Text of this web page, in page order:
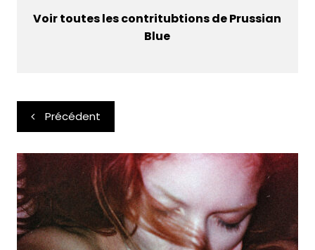
Voir toutes les contritubtions de Prussian
Blue
Navigation
de
l’article
Précédent